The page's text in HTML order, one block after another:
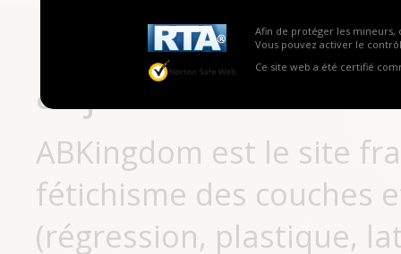
Afin de protéger les mineurs,
Vous pouvez activer le
Ce site web a été certifié
Pas encore
aujourd'hui
ABKingdom est le site
fétichisme des couches
(régression, plastique,